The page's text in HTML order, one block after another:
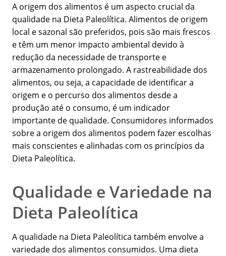
A origem dos alimentos é um aspecto crucial da
qualidade na Dieta Paleolítica. Alimentos de origem
local e sazonal são preferidos, pois são mais frescos
e têm um menor impacto ambiental devido à
redução da necessidade de transporte e
armazenamento prolongado. A rastreabilidade dos
alimentos, ou seja, a capacidade de identificar a
origem e o percurso dos alimentos desde a
produção até o consumo, é um indicador
importante de qualidade. Consumidores informados
sobre a origem dos alimentos podem fazer escolhas
mais conscientes e alinhadas com os princípios da
Dieta Paleolítica.
Qualidade e Variedade na
Dieta Paleolítica
A qualidade na Dieta Paleolítica também envolve a
variedade dos alimentos consumidos. Uma dieta